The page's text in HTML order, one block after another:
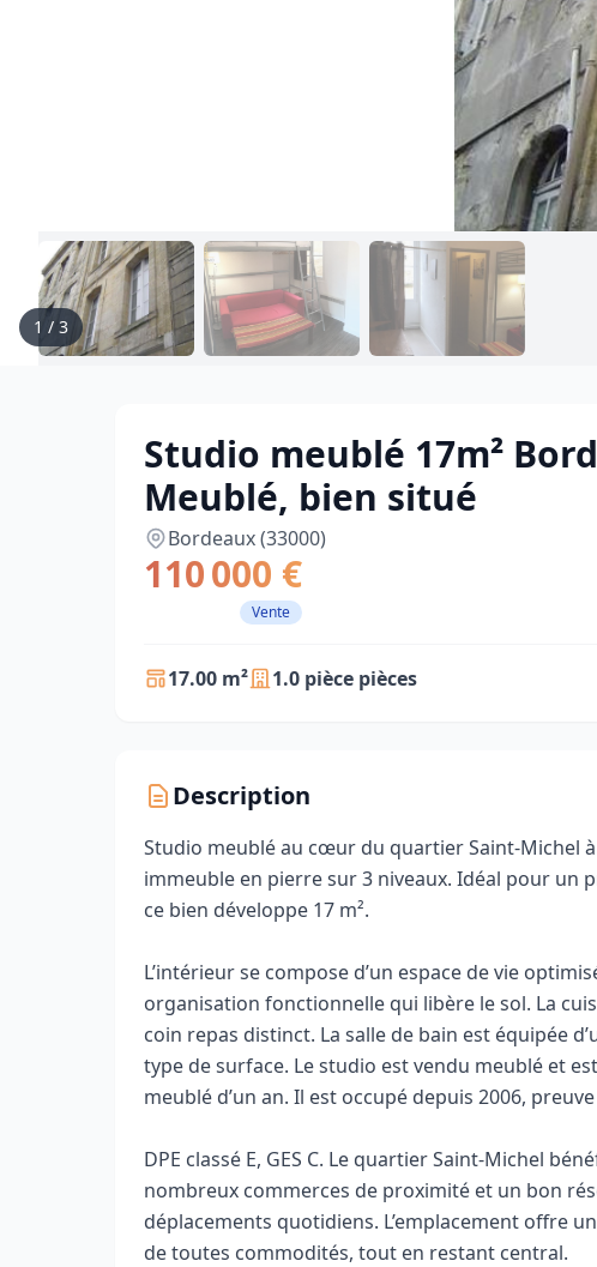
1 / 3
Studio meublé 17m²
Meublé, bien situé
Bordeaux (33000)
110 000 €
Vente
17.00 m² 1.0 pièce pièces
Description
Studio meublé au cœur du quartier Saint‑Michel
immeuble en pierre sur 3 niveaux. Idéal pour un
ce bien développe 17 m².
L’intérieur se compose d’un espace de vie
organisation fonctionnelle qui libère le sol. La
coin repas distinct. La salle de bain est équipée
type de surface. Le studio est vendu meublé et
meublé d’un an. Il est occupé depuis 2006,
DPE classé E, GES C. Le quartier Saint‑Michel
nombreux commerces de proximité et un bon
déplacements quotidiens. L’emplacement offre
de toutes commodités, tout en restant central.